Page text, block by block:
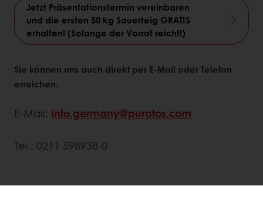
Jetzt Präsentationstermin vereinbaren
und die ersten 50 kg Sauerteig GRATIS
erhalten! (Solange der Vorrat reicht!)
Sie können uns auch direkt per E-Mail oder Telefon
erreichen:
E-Mail: info.germany@puratos.com
Tel.: 0211 598938-0